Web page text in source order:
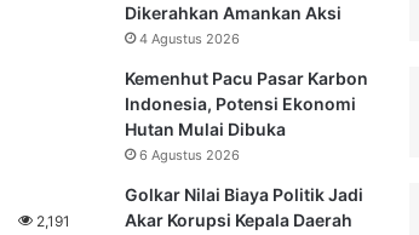
2,191
Dikerahkan Amankan Aksi
4 Agustus 2026
Kemenhut Pacu Pasar Karbon
Indonesia, Potensi Ekonomi
Hutan Mulai Dibuka
6 Agustus 2026
Golkar Nilai Biaya Politik Jadi
Akar Korupsi Kepala Daerah